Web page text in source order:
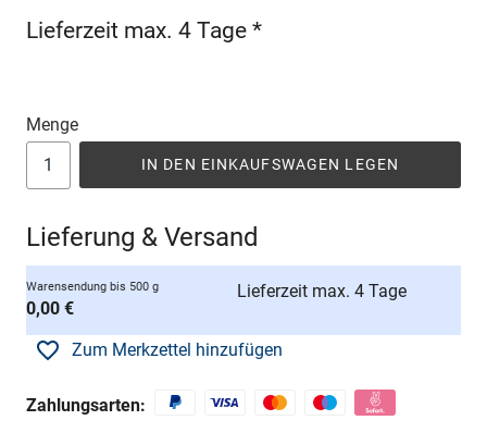
Lieferzeit max. 4 Tage *
Menge
IN DEN EINKAUFSWAGEN LEGEN
Lieferung & Versand
Warensendung bis 500 g
0,00 €
Lieferzeit max. 4 Tage
Zum Merkzettel hinzufügen
Zahlungsarten: